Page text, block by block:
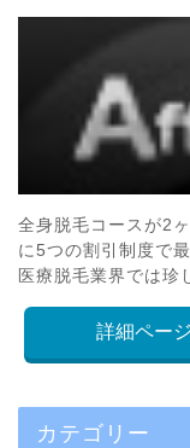
全身脱毛コースが2
に5つの割引制度で
医療脱毛業界では珍
詳細ページ
カテゴリー